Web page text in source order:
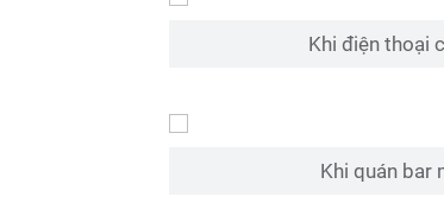
Khi điện thoại
Khi quán bar